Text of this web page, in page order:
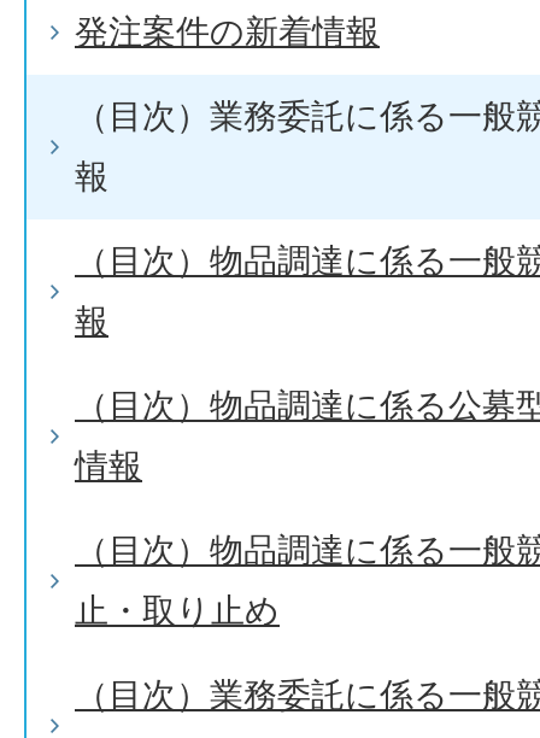
発注案件の新着情報
（目次）業務委託に係る一般
報
（目次）物品調達に係る一般
報
（目次）物品調達に係る公募
情報
（目次）物品調達に係る一般
止・取り止め
（目次）業務委託に係る一般